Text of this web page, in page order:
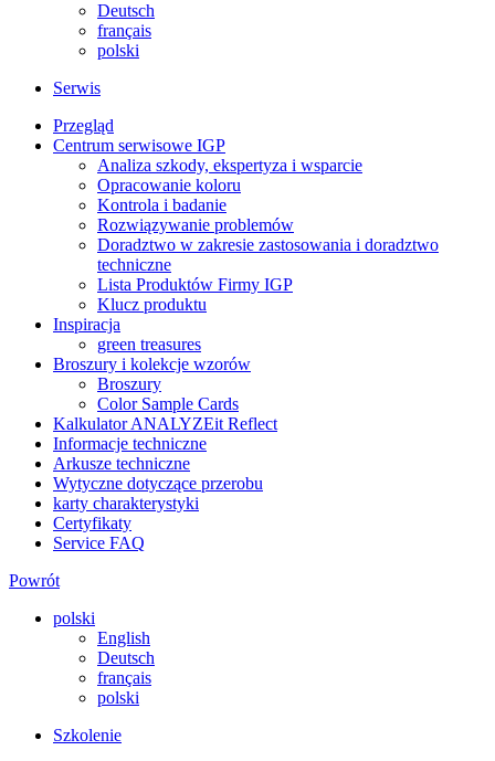
Deutsch
français
polski
Serwis
Przegląd
Centrum serwisowe IGP
Analiza szkody, ekspertyza i wsparcie
Opracowanie koloru
Kontrola i badanie
Rozwiązywanie problemów
Doradztwo w zakresie zastosowania i doradztwo
techniczne
Lista Produktów Firmy IGP
Klucz produktu
Inspiracja
green treasures
Broszury i kolekcje wzorów
Broszury
Color Sample Cards
Kalkulator ANALYZEit Reflect
Informacje techniczne
Arkusze techniczne
Wytyczne dotyczące przerobu
karty charakterystyki
Certyfikaty
Service FAQ
Powrót
polski
English
Deutsch
français
polski
Szkolenie